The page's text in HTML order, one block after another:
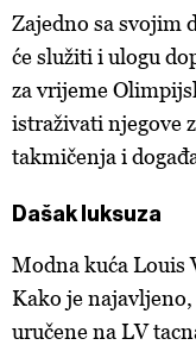
Zajedno sa svojim
će služiti i ulogu
za vrijeme
istraživati njegove
takmičenja i
Dašak luksuza
Modna kuća Louis
Kako je
uručene na LV